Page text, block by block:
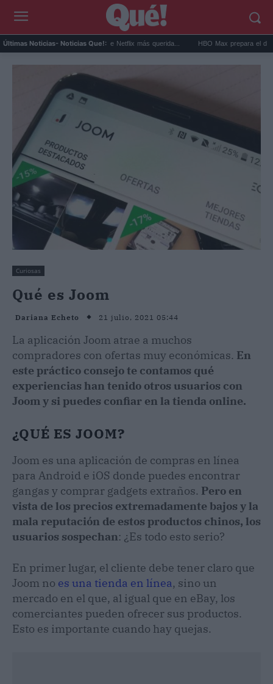
Últimas Noticias- Noticias Que!:
series españolas de Netflix más querida... HBO Max prepara el documental Las
Curiosas
Qué es Joom
Dariana Echeto 21 julio, 2021 05:44
La aplicación Joom atrae a muchos
compradores con ofertas muy económicas. En
este práctico consejo te contamos qué
experiencias han tenido otros usuarios con
Joom y si puedes confiar en la tienda online.
¿QUÉ ES JOOM?
Joom es una aplicación de compras en línea
para Android e iOS donde puedes encontrar
gangas y comprar gadgets extraños. Pero en
vista de los precios extremadamente bajos y la
mala reputación de estos productos chinos, los
usuarios sospechan: ¿Es todo esto serio?
En primer lugar, el cliente debe tener claro que
Joom no es una tienda en línea, sino un
mercado en el que, al igual que en eBay, los
comerciantes pueden ofrecer sus productos.
Esto es importante cuando hay quejas.